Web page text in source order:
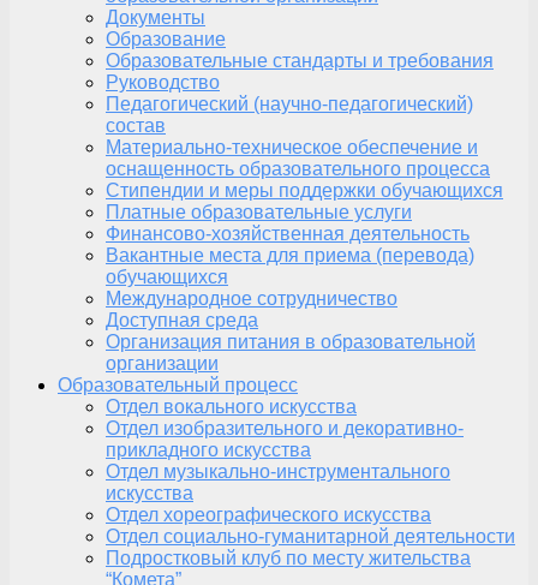
Документы
Образование
Образовательные стандарты и требования
Руководство
Педагогический (научно-педагогический)
состав
Материально-техническое обеспечение и
оснащенность образовательного процесса
Стипендии и меры поддержки обучающихся
Платные образовательные услуги
Финансово-хозяйственная деятельность
Вакантные места для приема (перевода)
обучающихся
Международное сотрудничество
Доступная среда
Организация питания в образовательной
организации
Образовательный процесс
Отдел вокального искусства
Отдел изобразительного и декоративно-
прикладного искусства
Отдел музыкально-инструментального
искусства
Отдел хореографического искусства
Отдел социально-гуманитарной деятельности
Подростковый клуб по месту жительства
“Комета”